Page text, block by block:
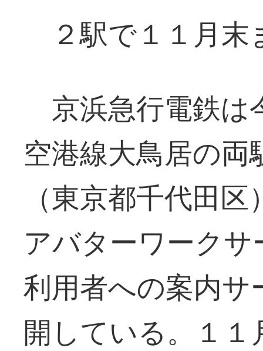
２駅で１１月末
京浜急行電鉄は
空港線大鳥居の
（東京都千代田
アバターワーク
利用者への案内
開している。１